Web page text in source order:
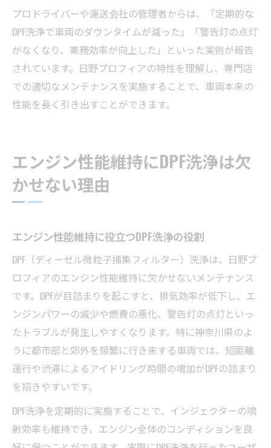
プロドライバーや運送会社の管理者からは、「定期的な
DPF洗浄で車両のダウンタイムが減った」「警告灯の点灯
がなくなり、業務効率が向上した」といった実例が報告
されています。日野プロフィアの特性を理解し、専門店
での適切なメンテナンスを実施することで、車両本来の
性能を長く引き出すことができます。
エンジン性能維持にDPF洗浄は欠
かせない理由
エンジン性能維持に役立つDPF洗浄の役割
DPF（ディーゼル微粒子捕集フィルター）洗浄は、日野プ
ロフィアのエンジン性能維持に欠かせないメンテナンス
です。DPFが目詰まりを起こすと、排気効率が低下し、エ
ンジンパワーの減少や燃費の悪化、警告灯の点灯といっ
たトラブルが発生しやすくなります。特に神奈川県のよ
うに都市部と郊外を頻繁に行き来する車両では、短距離
運行や渋滞によるアイドリング時間の増加がDPFの詰まり
を招きやすいです。
DPF洗浄を定期的に実施することで、インジェクターの噴
射効率も維持でき、エンジン全体のコンディションを良